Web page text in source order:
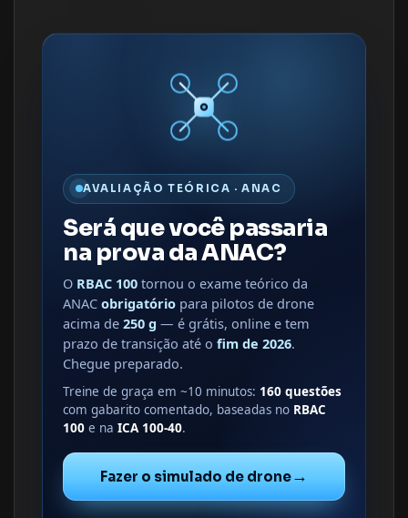
AVALIAÇÃO TEÓRICA · ANAC
Será que você passaria
na prova da ANAC?
O RBAC 100 tornou o exame teórico da
ANAC obrigatório para pilotos de drone
acima de 250 g — é grátis, online e tem
prazo de transição até o fim de 2026.
Chegue preparado.
Treine de graça em ~10 minutos: 160 questões
com gabarito comentado, baseadas no RBAC
100 e na ICA 100-40.
Fazer o simulado de drone→